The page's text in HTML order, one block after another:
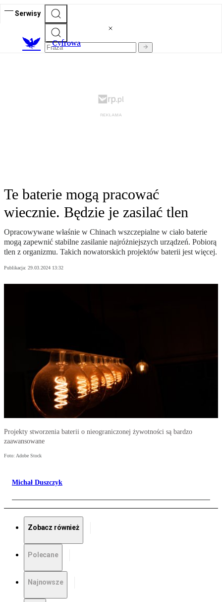
Serwisy
Cyfrowa
Te baterie mogą pracować
wiecznie. Będzie je zasilać tlen
Opracowywane właśnie w Chinach wszczepialne w ciało baterie
mogą zapewnić stabilne zasilanie najróżniejszych urządzeń. Pobiorą
tlen z organizmu. Takich nowatorskich projektów baterii jest więcej.
Publikacja: 29.03.2024 13:32
Projekty stworzenia baterii o nieograniczonej żywotności są bardzo
zaawansowane
Foto: Adobe Stock
Michał Duszczyk
Zobacz również
Polecane
Najnowsze